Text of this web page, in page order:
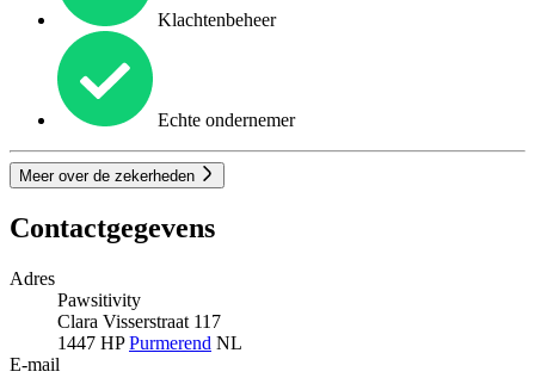
Klachtenbeheer
Echte ondernemer
Meer over de zekerheden
Contactgegevens
Adres
Pawsitivity
Clara Visserstraat 117
1447 HPPurmerend NL
E-mail